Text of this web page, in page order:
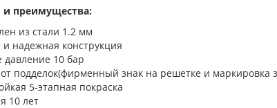
и преимущества:
из стали 1.2 мм
и надежная конструкция
давление 10 бар
подделок(фирменный знак на решетке и маркировка
5-этапная покраска
10 лет